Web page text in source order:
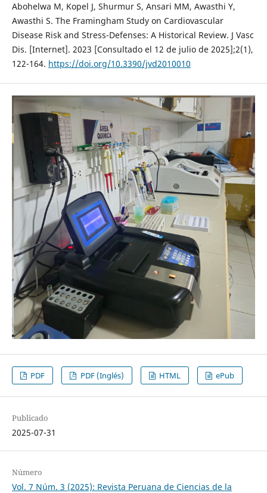
Abohelwa M, Kopel J, Shurmur S, Ansari MM, Awasthi Y,
Awasthi S. The Framingham Study on Cardiovascular
Disease Risk and Stress-Defenses: A Historical Review. J Vasc
Dis. [Internet]. 2023 [Consultado el 12 de julio de 2025];2(1),
122-164. https://doi.org/10.3390/jvd2010010
PDF PDF (Inglés) HTML ePub
Publicado
2025-07-31
Número
Vol. 7 Núm. 3 (2025): Revista Peruana de Ciencias de la